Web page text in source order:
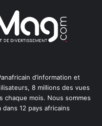
d’information et
8 millions des vues
mois. Nous sommes
12 pays africains